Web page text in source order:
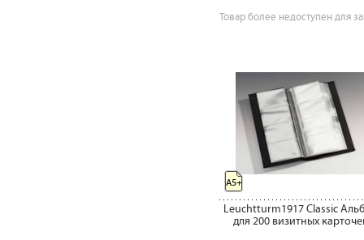
Товар более недоступен для
Leuchtturm1917 Classic
для 200 визитных
A5+